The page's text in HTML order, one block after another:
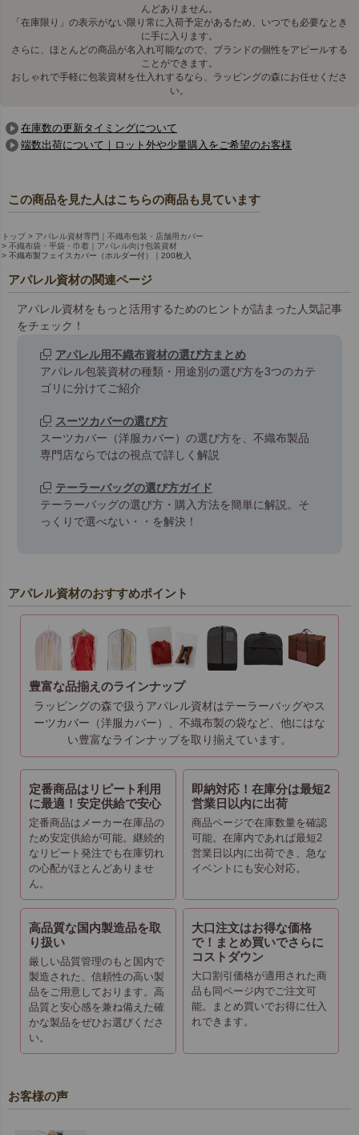
んどありません。
「在庫限り」の表示がない限り常に入荷予定があるため、いつでも必要なとき
に手に入ります。
さらに、ほとんどの商品が名入れ可能なので、ブランドの個性をアピールする
ことができます。
おしゃれで手軽に包装資材を仕入れするなら、ラッピングの森にお任せくださ
い。
在庫数の更新タイミングについて
端数出荷について｜ロット外や少量購入をご希望のお客様
この商品を見た人はこちらの商品も見ています
トップ
アパレル資材専門｜不織布包装・店舗用カバー
不織布袋・平袋・巾着｜アパレル向け包装資材
不織布製フェイスカバー（ホルダー付）｜200枚入
アパレル資材の関連ページ
アパレル資材をもっと活用するためのヒントが詰まった人気記事
をチェック！
アパレル用不織布資材の選び方まとめ
アパレル包装資材の種類・用途別の選び方を3つのカテ
ゴリに分けてご紹介
スーツカバーの選び方
スーツカバー（洋服カバー）の選び方を、不織布製品
専門店ならではの視点で詳しく解説
テーラーバッグの選び方ガイド
テーラーバッグの選び方・購入方法を簡単に解説。そ
っくりで選べない・・を解決！
アパレル資材のおすすめポイント
豊富な品揃えのラインナップ
ラッピングの森で扱うアパレル資材はテーラーバッグやス
ーツカバー（洋服カバー）、不織布製の袋など、他にはな
い豊富なラインナップを取り揃えています。
定番商品はリピート利用
に最適！安定供給で安心
定番商品はメーカー在庫品の
ため安定供給が可能。継続的
なリピート発注でも在庫切れ
の心配がほとんどありませ
ん。
即納対応！在庫分は最短2
営業日以内に出荷
商品ページで在庫数量を確認
可能。在庫内であれば最短2
営業日以内に出荷でき、急な
イベントにも安心対応。
高品質な国内製造品を取
り扱い
厳しい品質管理のもと国内で
製造された、信頼性の高い製
品をご用意しております。高
品質と安心感を兼ね備えた確
かな製品をぜひお選びくださ
い。
大口注文はお得な価格
で！まとめ買いでさらに
コストダウン
大口割引価格が適用された商
品も同ページ内でご注文可
能。まとめ買いでお得に仕入
れできます。
お客様の声